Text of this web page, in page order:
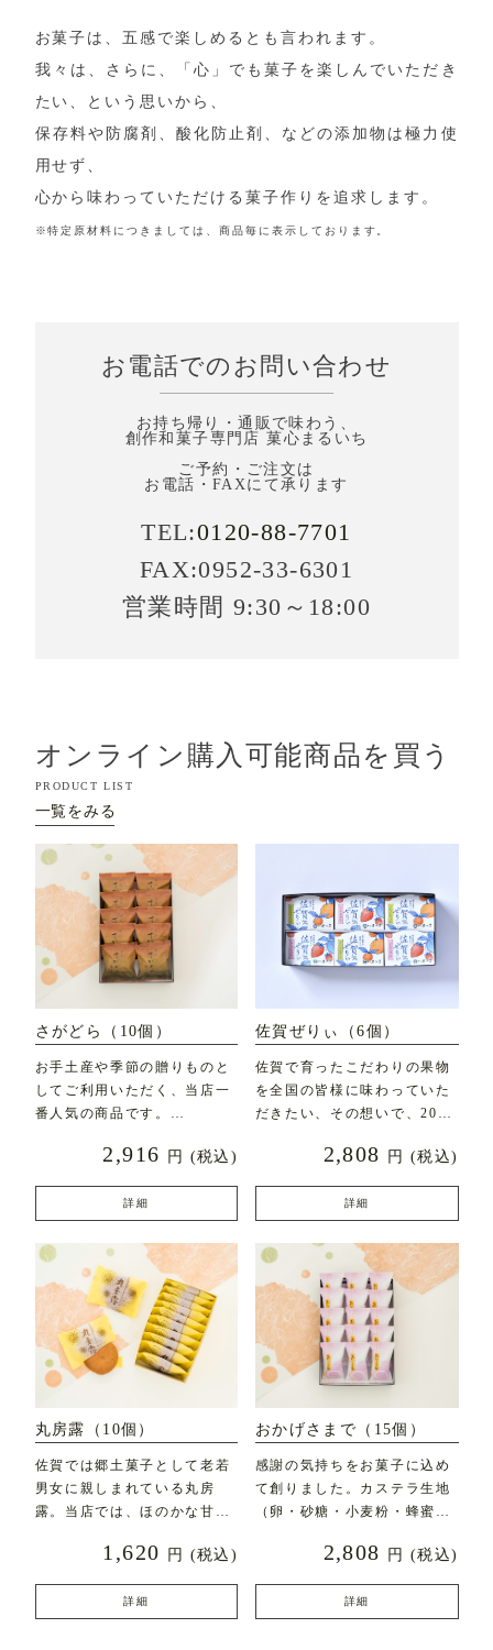
お菓子は、五感で楽しめるとも言われます。
我々は、さらに、「心」でも菓子を楽しんでいただき
たい、という思いから、
保存料や防腐剤、酸化防止剤、などの添加物は極力使
用せず、
心から味わっていただける菓子作りを追求します。
※特定原材料につきましては、商品毎に表示しております。
お電話でのお問い合わせ
お持ち帰り・通販で味わう、
創作和菓子専門店 菓心まるいち
ご予約・ご注文は
お電話・FAXにて承ります
TEL:0120-88-7701
FAX:0952-33-6301
営業時間 9:30～18:00
オンライン購入可能商品を買う
PRODUCT LIST
一覧をみる
さがどら（10個）
お手土産や季節の贈りものと
してご利用いただく、当店一
番人気の商品です。
2,916 円 (税込)
詳細
佐賀ぜりぃ（6個）
佐賀で育ったこだわりの果物
を全国の皆様に味わっていた
だきたい、その想いで、2020
2,808 円 (税込)
詳細
丸房露（10個）
佐賀では郷土菓子として老若
男女に親しまれている丸房
露。当店では、ほのかな甘み
1,620 円 (税込)
詳細
おかげさまで（15個）
感謝の気持ちをお菓子に込め
て創りました。カステラ生地
（卵・砂糖・小麦粉・蜂蜜な
2,808 円 (税込)
詳細